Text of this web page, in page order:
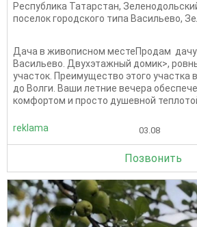
Республика Татарстан,
поселок городского типа Васильево,
Дача в живописном местеПродам дачу
Васильево. Двухэтажный домик>,
участок. Преимущество этого участка
до Волги. Ваши летние вечера
комфортом и просто душевной
reklama 03.08
Позвонить